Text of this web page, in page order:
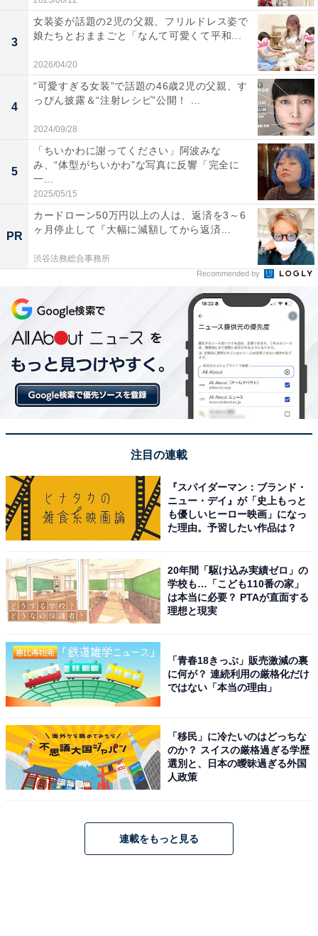
3
女装姿が話題の2児の父親、フリルドレス姿で
娘たちとおままごと「なんて可愛くて平和...
2026/04/20
4
“可愛すぎる女装”で話題の46歳2児の父親、す
っぴん披露＆“注射レシピ”公開！ ...
2024/09/28
5
「ちいかわに謝ってください」阿波みな
み、“体型がちいかわ”な写真に反響「完全に
一...
2025/05/15
PR
カードローン50万円以上の人は、返済を3～6
ヶ月停止して『大幅に減額してから返済...
渋谷法務総合事務所
Recommended by
注目の連載
『スパイダーマン：ブランド・
ニュー・デイ』が「史上もっと
も優しいヒーロー映画」になっ
た理由。予習したい作品は？
20年間「駆け込み実績ゼロ」の
学校も…「こども110番の家」
は本当に必要？ PTAが直面する
理想と現実
「青春18きっぷ」販売激減の裏
に何が？ 連続利用の厳格化だけ
ではない「本当の理由」
「移民」に冷たいのはどっちな
のか？ スイスの厳格過ぎる学歴
選別と、日本の曖昧過ぎる外国
人政策
連載をもっと見る